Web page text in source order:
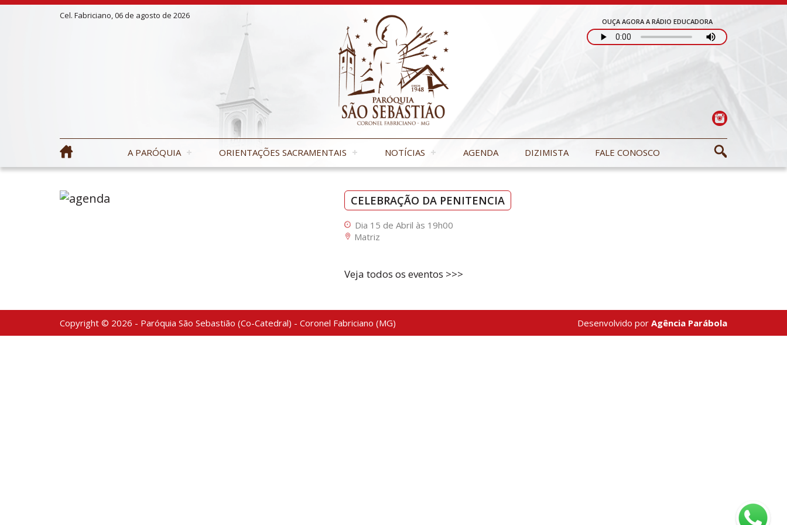
Cel. Fabriciano, 06 de agosto de 2026
OUÇA AGORA A RÁDIO EDUCADORA
A PARÓQUIA ORIENTAÇÕES SACRAMENTAIS NOTÍCIAS AGENDA DIZIMISTA FALE CONOSCO
CELEBRAÇÃO DA PENITENCIA
Dia 15 de Abril às 19h00
Matriz
Veja todos os eventos >>>
Copyright © 2026 - Paróquia São Sebastião (Co-Catedral) - Coronel Fabriciano (MG) Desenvolvido por Agência Parábola